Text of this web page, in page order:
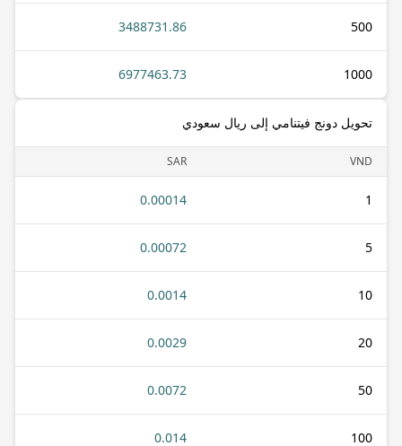
500
3488731.86
1000
6977463.73
تحويل دونج فيتنامي إلى ريال سعودي
VND
SAR
1
0.00014
5
0.00072
10
0.0014
20
0.0029
50
0.0072
100
0.014